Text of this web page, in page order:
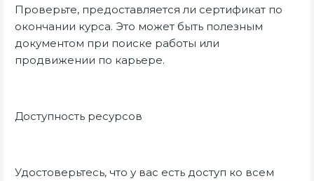
Проверьте, предоставляется ли сертификат по
окончании курса. Это может быть полезным
документом при поиске работы или
продвижении по карьере.
Доступность ресурсов
Удостоверьтесь, что у вас есть доступ ко всем